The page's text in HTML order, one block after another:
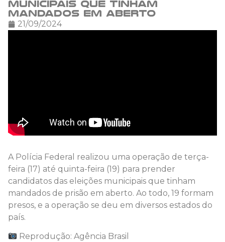
municipais que tinham
mandados em aberto
21/09/2024
A Polícia Federal realizou uma operação de terça-
feira (17) até quinta-feira (19) para prender
candidatos das eleições municipais que tinham
mandados de prisão em aberto. Ao todo, 19 formam
presos, e a operação se deu em diversos estados do
país.
Reprodução: Agência Brasil